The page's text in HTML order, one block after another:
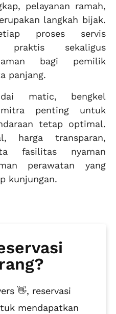
pelayanan ramah,
langkah bijak.
proses servis
praktis sekaligus
bagi pemilik
panjang.
matic, bengkel
penting untuk
tetap optimal.
harga transparan,
fasilitas nyaman
perawatan yang
kunjungan.
👋, reservasi
mendapatkan